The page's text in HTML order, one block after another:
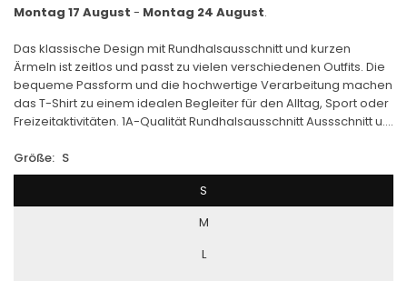
Montag 17 August - Montag 24 August.
Das klassische Design mit Rundhalsausschnitt und kurzen
Ärmeln ist zeitlos und passt zu vielen verschiedenen Outfits. Die
bequeme Passform und die hochwertige Verarbeitung machen
das T-Shirt zu einem idealen Begleiter für den Alltag, Sport oder
Freizeitaktivitäten. 1A-Qualität Rundhalsausschnitt Aussschnitt u....
Größe: S
S
M
L